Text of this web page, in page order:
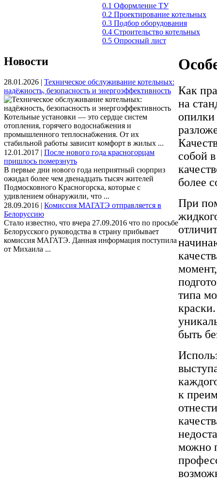
0.1 Оформление ТУ
0.2 Проектирование котельных
0.3 Подбор оборудования
0.4 Строительство котельных
0.5 Опросный лист
Новости
28.01.2026 | Техническое обслуживание котельных:
надёжность, безопасность и энергоэффективность
Котельные установки — это сердце систем
отопления, горячего водоснабжения и
промышленного теплоснабжения. От их
стабильной работы зависит комфорт в жилых ...
12.01.2017 | После нового года красногорцам
пришлось померзнуть
В первые дни нового года неприятный сюрприз
ожидал более чем двенадцать тысяч жителей
Подмосковного Красногорска, которые с
удивлением обнаружили, что ...
28.09.2016 | Комиссия МАГАТЭ отправляется в
Белоруссию
Стало известно, что вчера 27.09.2016 что по просьбе
Белорусского руководства в страну прибывает
комиссия МАГАТЭ. Данная информация поступила
от Михаила ...
Как
на
опилки
собой
более
При
типа
быть
к
можно